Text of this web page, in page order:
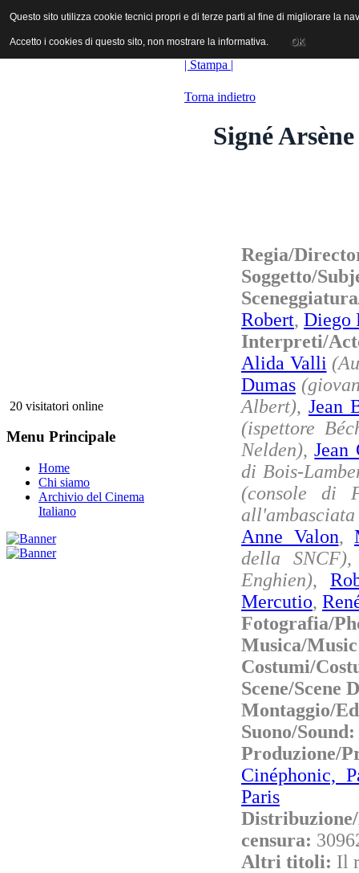
ANICA | Associazione Nazionale Industrie Cinematografiche
20 visitatori online
Menu Principale
Home
Chi siamo
Archivio del Cinema
Italiano
| Stampa |
Torna indietro
Signé
Regia/
Soggetto/
Robert, Diego
Interpreti/
Alida Valli
Dumas
Albert), Jean
(ispettore
Nelden),Jean
di Bois-
(console di
Anne Valon,
della SNCF)
Enghien),
Mercutio,
Fotografia/
Musica/
Costumi/
Scene/Scene
Montaggio/
Suono/Sound:
Produzione/
Cinéphonic,
Paris
censura:
Altri titoli: Il
Questo sito utilizza cookie tecnici propri e di terze parti al fine di migliorare la
Accetto i cookies di questo sito, non mostrare la informativa. OK
Questo sito utilizza cookie tecnici propri e di terze parti al fine di migliorare la
Accetto i cookies di questo sito, non mostrare la informativa. OK